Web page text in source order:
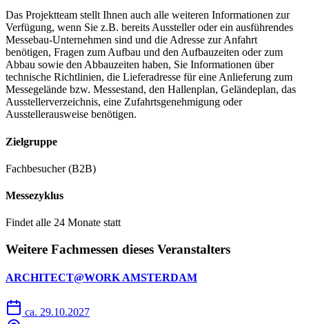
Das Projektteam stellt Ihnen auch alle weiteren Informationen zur
Verfügung, wenn Sie z.B. bereits Aussteller oder ein ausführendes
Messebau-Unternehmen sind und die Adresse zur Anfahrt
benötigen, Fragen zum Aufbau und den Aufbauzeiten oder zum
Abbau sowie den Abbauzeiten haben, Sie Informationen über
technische Richtlinien, die Lieferadresse für eine Anlieferung zum
Messegelände bzw. Messestand, den Hallenplan, Geländeplan, das
Ausstellerverzeichnis, eine Zufahrtsgenehmigung oder
Ausstellerausweise benötigen.
Zielgruppe
Fachbesucher (B2B)
Messezyklus
Findet alle 24 Monate statt
Weitere Fachmessen dieses Veranstalters
ARCHITECT@WORK AMSTERDAM
ca. 29.10.2027